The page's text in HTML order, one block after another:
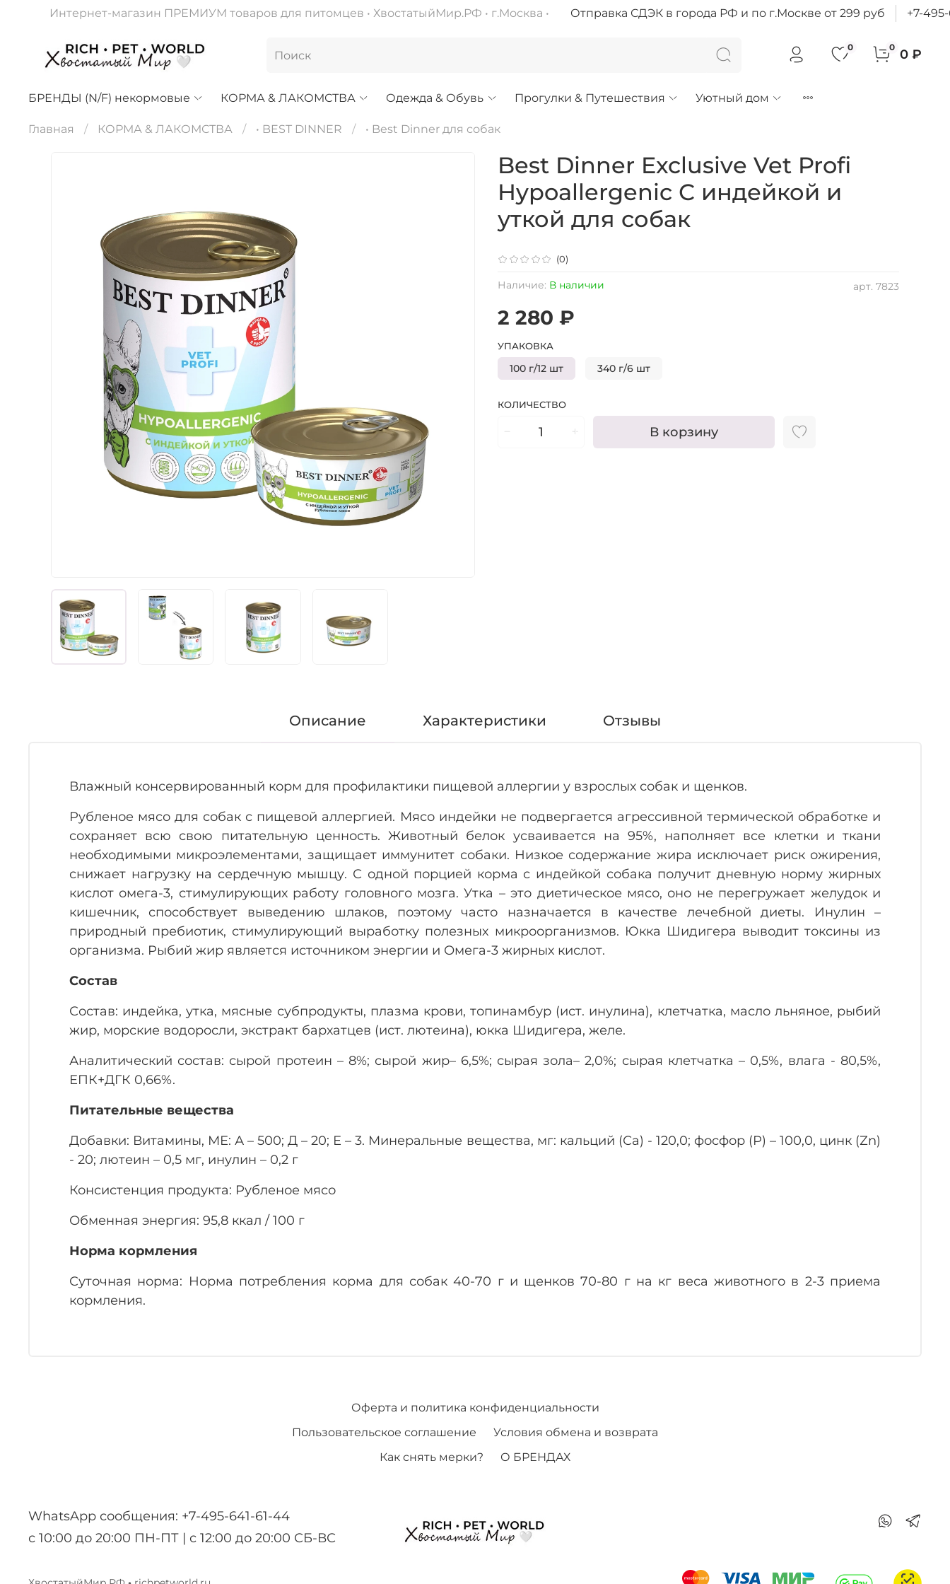
Интернет-магазин ПРЕМИУМ товаров для питомцев • ХвостатыйМир.РФ • г.Москва • Отправка СДЭК в города РФ и по г.Москве от 299 руб +7-
0 0 0 ₽
БРЕНДЫ (N/F) некормовые КОРМА & ЛАКОМСТВА Одежда & Обувь Прогулки & Путешествия Уютный дом
Главная КОРМА & ЛАКОМСТВА • BEST DINNER • Best Dinner для собак
(0)
арт. 7823
Наличие: В наличии
Best Dinner Exclusive Vet Profi
Hypoallergenic С индейкой и
уткой для собак
2 280 ₽
КОЛИЧЕСТВО
В корзину
УПАКОВКА
100 г/12 шт 340 г/6 шт
Описание Характеристики Отзывы
Влажный консервированный корм для профилактики пищевой аллергии у взрослых собак и щенков.
Рубленое мясо для собак с пищевой аллергией. Мясо индейки не подвергается агрессивной термической обработке и
сохраняет всю свою питательную ценность. Животный белок усваивается на 95%, наполняет все клетки и ткани
необходимыми микроэлементами, защищает иммунитет собаки. Низкое содержание жира исключает риск ожирения,
снижает нагрузку на сердечную мышцу. С одной порцией корма с индейкой собака получит дневную норму жирных
кислот омега-3, стимулирующих работу головного мозга. Утка – это диетическое мясо, оно не перегружает желудок и
кишечник, способствует выведению шлаков, поэтому часто назначается в качестве лечебной диеты. Инулин –
природный пребиотик, стимулирующий выработку полезных микроорганизмов. Юкка Шидигера выводит токсины из
организма. Рыбий жир является источником энергии и Омега-3 жирных кислот.
Состав
Состав: индейка, утка, мясные субпродукты, плазма крови, топинамбур (ист. инулина), клетчатка, масло льняное, рыбий
жир, морские водоросли, экстракт бархатцев (ист. лютеина), юкка Шидигера, желе.
Аналитический состав: сырой протеин – 8%; сырой жир– 6,5%; сырая зола– 2,0%; сырая клетчатка – 0,5%, влага - 80,5%,
ЕПК+ДГК 0,66%.
Питательные вещества
Добавки: Витамины, МЕ: А – 500; Д – 20; Е – 3. Минеральные вещества, мг: кальций (Са) - 120,0; фосфор (Р) – 100,0, цинк (Zn)
- 20; лютеин – 0,5 мг, инулин – 0,2 г
Консистенция продукта: Рубленое мясо
Обменная энергия: 95,8 ккал / 100 г
Норма кормления
Суточная норма: Норма потребления корма для собак 40-70 г и щенков 70-80 г на кг веса животного в 2-3 приема
кормления.
Оферта и политика конфиденциальности
Пользовательское соглашение
Условия обмена и возврата
Как снять мерки?
О БРЕНДАХ
WhatsApp сообщения: +7-495-641-61-44
с 10:00 до 20:00 ПН-ПТ | с 12:00 до 20:00 СБ-ВС